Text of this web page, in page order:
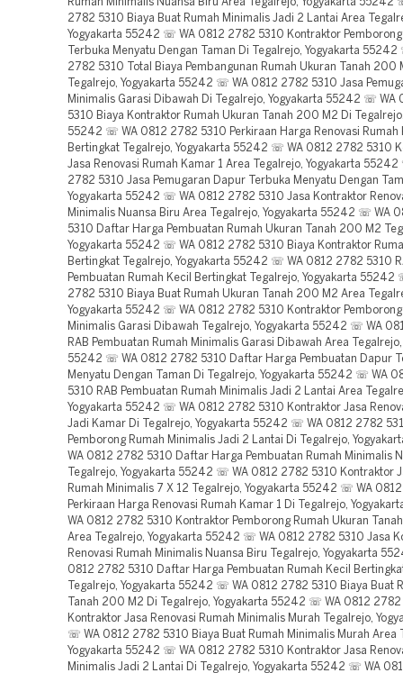
Rumah Minimalis Nuansa Biru Area Tegalrejo, Yogyakarta 55242
2782 5310 Biaya Buat Rumah Minimalis Jadi 2 Lantai Area
Yogyakarta 55242 ☏ WA 0812 2782 5310 Kontraktor
Terbuka Menyatu Dengan Taman Di Tegalrejo, Yogyakarta
2782 5310 Total Biaya Pembangunan Rumah Ukuran Tanah 200
Tegalrejo, Yogyakarta 55242 ☏ WA 0812 2782 5310 Jasa
Minimalis Garasi Dibawah Di Tegalrejo, Yogyakarta 55242 ☏ WA
5310 Biaya Kontraktor Rumah Ukuran Tanah 200 M2 Di
55242 ☏ WA 0812 2782 5310 Perkiraan Harga Renovasi Rumah
Bertingkat Tegalrejo, Yogyakarta 55242 ☏ WA 0812 2782 5310
Jasa Renovasi Rumah Kamar 1 Area Tegalrejo, Yogyakarta
2782 5310 Jasa Pemugaran Dapur Terbuka Menyatu Dengan
Yogyakarta 55242 ☏ WA 0812 2782 5310 Jasa Kontraktor
Minimalis Nuansa Biru Area Tegalrejo, Yogyakarta 55242 ☏ WA
5310 Daftar Harga Pembuatan Rumah Ukuran Tanah 200 M2
Yogyakarta 55242 ☏ WA 0812 2782 5310 Biaya Kontraktor
Bertingkat Tegalrejo, Yogyakarta 55242 ☏ WA 0812 2782 5310
Pembuatan Rumah Kecil Bertingkat Tegalrejo, Yogyakarta 55242
2782 5310 Biaya Buat Rumah Ukuran Tanah 200 M2 Area
Yogyakarta 55242 ☏ WA 0812 2782 5310 Kontraktor Pemborong
Minimalis Garasi Dibawah Tegalrejo, Yogyakarta 55242 ☏ WA
RAB Pembuatan Rumah Minimalis Garasi Dibawah Area
55242 ☏ WA 0812 2782 5310 Daftar Harga Pembuatan Dapur
Menyatu Dengan Taman Di Tegalrejo, Yogyakarta 55242 ☏ WA
5310 RAB Pembuatan Rumah Minimalis Jadi 2 Lantai Area
Yogyakarta 55242 ☏ WA 0812 2782 5310 Kontraktor Jasa
Jadi Kamar Di Tegalrejo, Yogyakarta 55242 ☏ WA 0812 2782
Pemborong Rumah Minimalis Jadi 2 Lantai Di Tegalrejo,
WA 0812 2782 5310 Daftar Harga Pembuatan Rumah Minimalis
Tegalrejo, Yogyakarta 55242 ☏ WA 0812 2782 5310 Kontraktor
Rumah Minimalis 7 X 12 Tegalrejo, Yogyakarta 55242 ☏ WA
Perkiraan Harga Renovasi Rumah Kamar 1 Di Tegalrejo,
WA 0812 2782 5310 Kontraktor Pemborong Rumah Ukuran
Area Tegalrejo, Yogyakarta 55242 ☏ WA 0812 2782 5310 Jasa
Renovasi Rumah Minimalis Nuansa Biru Tegalrejo, Yogyakarta
0812 2782 5310 Daftar Harga Pembuatan Rumah Kecil
Tegalrejo, Yogyakarta 55242 ☏ WA 0812 2782 5310 Biaya Buat
Tanah 200 M2 Di Tegalrejo, Yogyakarta 55242 ☏ WA 0812 2782
Kontraktor Jasa Renovasi Rumah Minimalis Murah Tegalrejo,
☏ WA 0812 2782 5310 Biaya Buat Rumah Minimalis Murah Area
Yogyakarta 55242 ☏ WA 0812 2782 5310 Kontraktor Jasa
Minimalis Jadi 2 Lantai Di Tegalrejo, Yogyakarta 55242 ☏ WA